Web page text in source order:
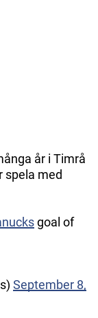
år i Timrå
spela med
goal of
September 8,